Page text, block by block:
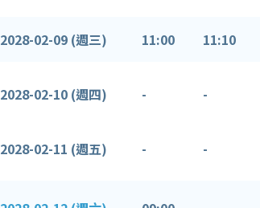
2028-02-09 (週三) 11:00 11:10
2028-02-10 (週四) - -
2028-02-11 (週五) - -